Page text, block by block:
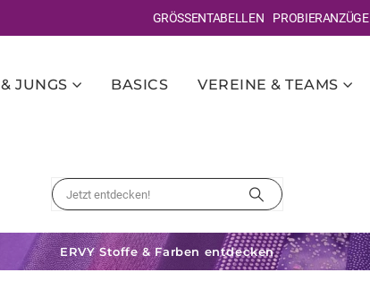
GRÖSSENTABELLEN PROBIERANZÜGE
JUNGS BASICS VEREINE & TEAMS
ERVY Stoffe & Farben entdecken